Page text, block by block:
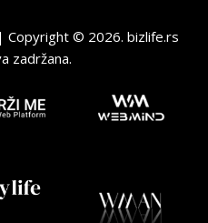
| Copyright © 2026.bizlife.rs
zadržana.